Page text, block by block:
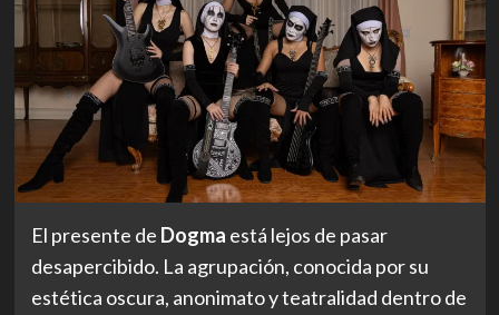
El presente de Dogma está lejos de pasar
desapercibido. La agrupación, conocida por su
estética oscura, anonimato y teatralidad dentro de